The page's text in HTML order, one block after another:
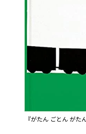
『がたん ごとん がた